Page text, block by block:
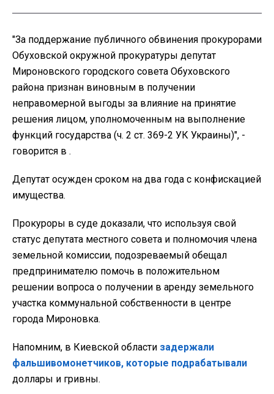
"За поддержание публичного обвинения прокурорами
Обуховской окружной прокуратуры депутат
Мироновского городского совета Обуховского
района признан виновным в получении
неправомерной выгоды за влияние на принятие
решения лицом, уполномоченным на выполнение
функций государства (ч. 2 ст. 369-2 УК Украины)", -
говорится в .
Депутат осужден сроком на два года с конфискацией
имущества.
Прокуроры в суде доказали, что используя свой
статус депутата местного совета и полномочия члена
земельной комиссии, подозреваемый обещал
предпринимателю помочь в положительном
решении вопроса о получении в аренду земельного
участка коммунальной собственности в центре
города Мироновка.
Напомним, в Киевской области задержали
фальшивомонетчиков, которые подрабатывали
доллары и гривны.